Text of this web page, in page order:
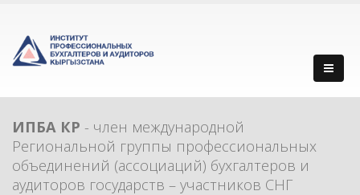
ИПБА КР - член международной
Региональной группы профессиональных
объединений (ассоциаций) бухгалтеров и
аудиторов государств – участников СНГ